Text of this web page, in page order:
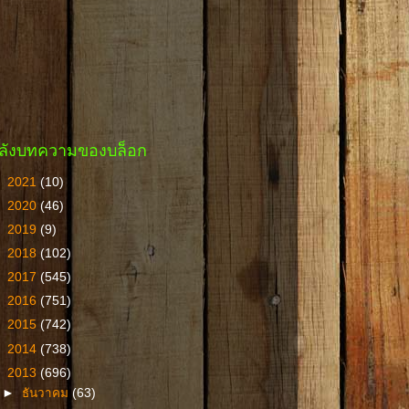
งบทความของบล็อก
2021 (10)
2020 (46)
2019 (9)
2018 (102)
2017 (545)
2016 (751)
2015 (742)
2014 (738)
2013 (696)
► ธันวาคม(63)